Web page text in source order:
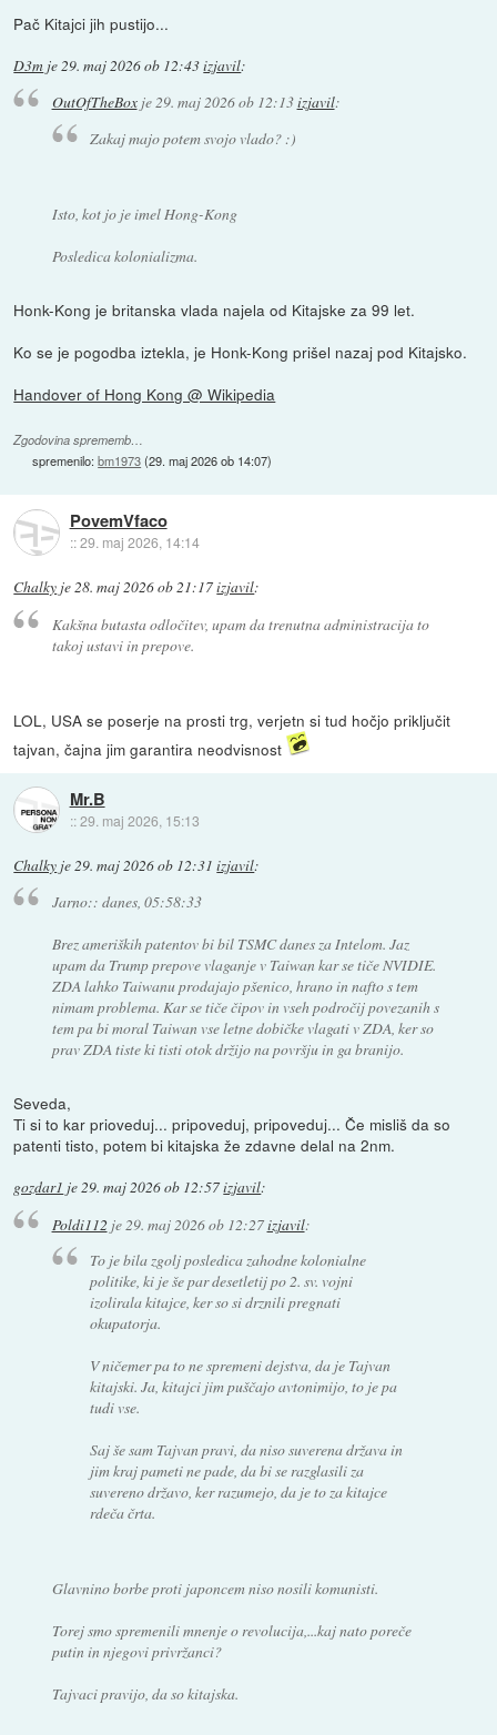
Pač Kitajci jih pustijo...
D3m je29. maj 2026 ob 12:43izjavil:
OutOfTheBoxje29. maj 2026 ob 12:13izjavil:
Zakaj majo potem svojo vlado? :)
Isto, kot jo je imel Hong-Kong
Posledica kolonializma.
Honk-Kong je britanska vlada najela od Kitajske za 99 let.
Ko se je pogodba iztekla, je Honk-Kong prišel nazaj pod Kitajsko.
Handover of Hong Kong @ Wikipedia
Zgodovina sprememb…
spremenilo:bm1973(29. maj 2026 ob 14:07)
PovemVfaco
::29. maj 2026, 14:14
Chalky je28. maj 2026 ob 21:17izjavil:
Kakšna butasta odločitev, upam da trenutna administracija to
takoj ustavi in prepove.
LOL, USA se poserje na prosti trg, verjetn si tud hočjo priključit
tajvan, čajna jim garantira neodvisnost
Mr.B
::29. maj 2026, 15:13
Chalky je29. maj 2026 ob 12:31 izjavil:
Jarno:: danes, 05:58:33
Brez ameriških patentov bi bil TSMC danes za Intelom. Jaz
upam da Trump prepove vlaganje v Taiwan kar se tiče NVIDIE.
ZDA lahko Taiwanu prodajajo pšenico, hrano in nafto s tem
nimam problema. Kar se tiče čipov in vseh področij povezanih s
tem pa bi moral Taiwan vse letne dobičke vlagati v ZDA, ker so
prav ZDA tiste ki tisti otok držijo na površju in ga branijo.
Seveda,
Ti si to kar prioveduj... pripoveduj, pripoveduj... Če misliš da so
patenti tisto, potem bi kitajska že zdavne delal na 2nm.
gozdar1 je29. maj 2026 ob 12:57izjavil:
Poldi112je 29. maj 2026 ob 12:27izjavil:
To je bila zgolj posledica zahodne kolonialne
politike, ki je še par desetletij po 2. sv. vojni
izolirala kitajce, ker so si drznili pregnati
okupatorja.
V ničemer pa to ne spremeni dejstva, da je Tajvan
kitajski. Ja, kitajci jim puščajo avtonimijo, to je pa
tudi vse.
Saj še sam Tajvan pravi, da niso suverena država in
jim kraj pameti ne pade, da bi se razglasili za
suvereno državo, ker razumejo, da je to za kitajce
rdeča črta.
Glavnino borbe proti japoncem niso nosili komunisti.
Torej smo spremenili mnenje o revolucija,...kaj nato poreče
putin in njegovi privržanci?
Tajvaci pravijo, da so kitajska.